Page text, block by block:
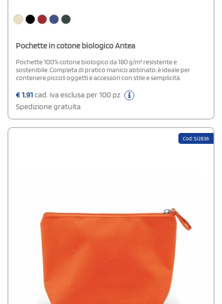
Pochette in cotone biologico Antea
Pochette 100% cotone biologico da 180 g/m² resistente e
sostenibile. Completa di pratico manico abbinato, è ideale per
contenere piccoli oggetti e accessori con stile e semplicità.
€1,91 cad. iva esclusa per 100 pz
Spedizione gratuita
Cod: SI2836